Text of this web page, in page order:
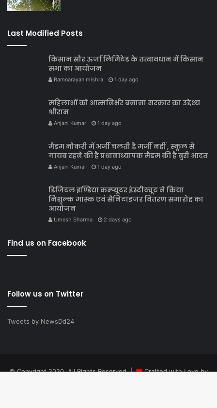
Last Modified Posts
किसान सौर ऊर्जा लिमिटेड के तत्वावधान में किसान
सभा का आयोजन
Ramnarayan mishra 1 day ago
महिलाओं को आत्मनिर्भर बनाना सरकार का उद्देश्य
श्रीराम
Anjani Kumar 1 day ago
मैडम नौकरी में अर्जी चलती है मर्जी नहीं , स्कूल से
गायब रहने की है प्रधानाध्यापक मैडम की है बुरी आदत
Anjani Kumar 1 day ago
डिजिटल इण्डिया कम्प्यूटर इंस्टीट्यूट ने किया
निशुल्क मास्क एवं सैनिटाइजर वितरण समारोह का
आयोजन
Umesh Sharma 2 days ago
Find us on Facebook
Follow us on Twitter
Tweets by NewsDd24
© Copyright 2020, All Rights Reserved |
Crafted with Love by